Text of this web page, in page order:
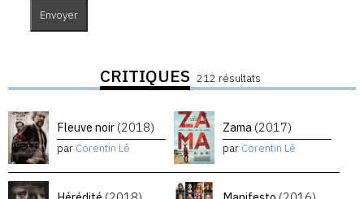
CRITIQUES 212 résultats
Fleuve noir (2018)
par Corentin Lê
Zama (2017)
par Corentin Lê